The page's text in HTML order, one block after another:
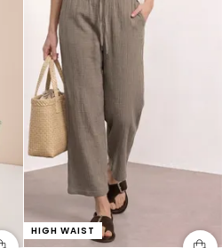
HIGH WAIST